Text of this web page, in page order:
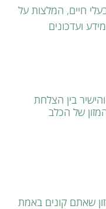
חיים, המלצות על
ועדכונים
בין הצלחת
של הכלב
שאתם קונים באמת